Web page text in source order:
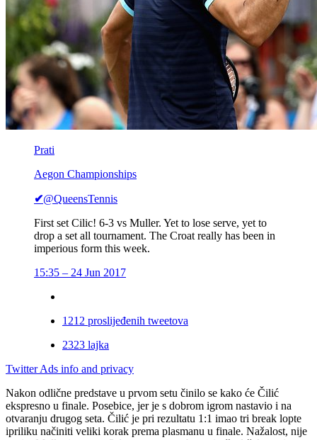
Prati
Aegon Championships
✔@QueensTennis
First set Cilic! 6-3 vs Muller. Yet to lose serve, yet to
drop a set all tournament. The Croat really has been in
imperious form this week.
15:35 – 24 Jun 2017
1212 proslijeđenih tweetova
2323 lajka
Twitter Ads info and privacy
Nakon odlične predstave u prvom setu činilo se kako će Čilić
ekspresno u finale. Posebice, jer je s dobrom igrom nastavio i na
otvaranju drugog seta. Čilić je pri rezultatu 1:1 imao tri break lopte
ipriliku načiniti veliki korak prema plasmanu u finale. Nažalost, nije